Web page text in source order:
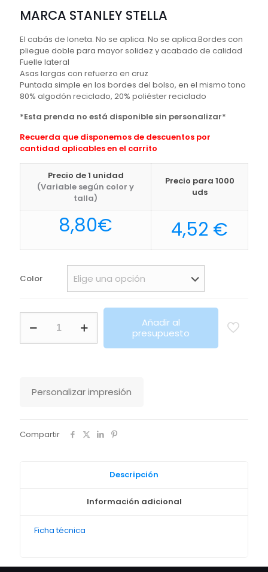
MARCA STANLEY STELLA
El cabás de loneta. No se aplica. No se aplica.Bordes con
pliegue doble para mayor solidez y acabado de calidad
Fuelle lateral
Asas largas con refuerzo en cruz
Puntada simple en los bordes del bolso, en el mismo tono
80% algodón reciclado, 20% poliéster reciclado
*Esta prenda no está disponible sin personalizar*
Recuerda que disponemos de descuentos por
cantidad aplicables en el carrito
Precio de 1 unidad
(Variable según color y
talla)
Precio para 1000
uds
8,80€ 4,52 €
Color
Shopping
Añadir al
presupuesto
Personalizar impresión
Compartir
Descripción
Información adicional
Ficha técnica